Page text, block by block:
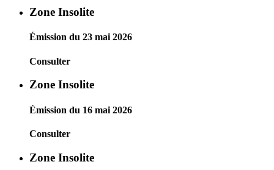
Zone Insolite
Émission du 23 mai 2026
Consulter
Zone Insolite
Émission du 16 mai 2026
Consulter
Zone Insolite